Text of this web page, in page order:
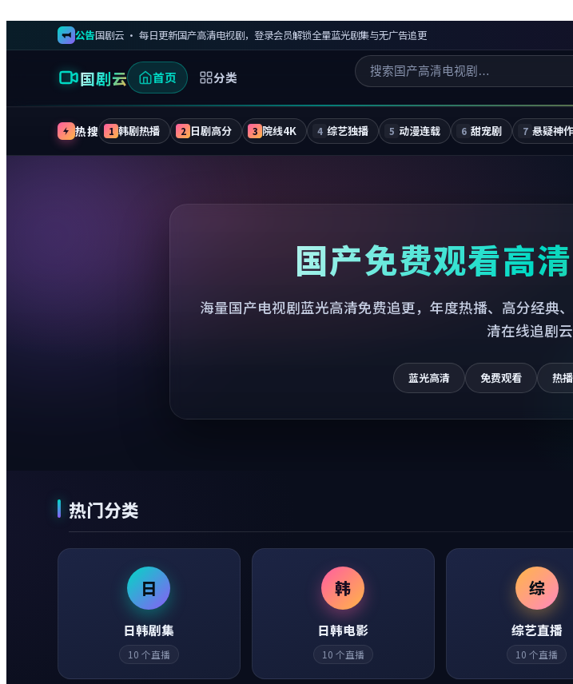
公告国剧云 · 每日更新国产高清电视剧，登录会员解锁全量蓝光剧集与无广告追更
国剧云 首页 分类
热搜 1 韩剧热播 2 日剧高分 3 院线4K 4 综艺独播 5 动漫连载 6 甜宠剧 7 悬疑神作
国产免费观看高
海量国产电视剧蓝光高清免费追更，年度热播、高分经
清在线追剧云
蓝光高清 免费观看 热
热门分类
日
日韩剧集
10 个直播
韩
日韩电影
10 个直播
综
综艺直播
10 个直播